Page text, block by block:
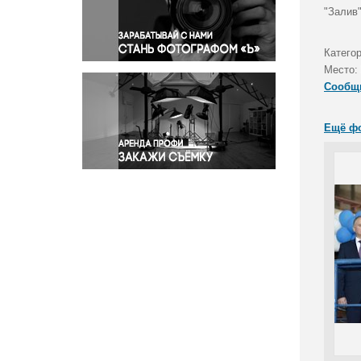
Правосудие
Происшествия и конфликты
Религия
Светская жизнь
Спорт
Экология
Экономика и бизнес
Место:
Ещё